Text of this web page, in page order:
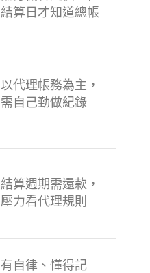
結算日才知道總帳
以代理帳務為主，
需自己勤做紀錄
結算週期需還款，
壓力看代理規則
有自律、懂得記